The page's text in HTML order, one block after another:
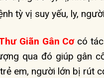
tỳ vị suy yếu, ly,
Giãn Gân Cơ có
qua đó giúp gân
em, người lớn bị rút